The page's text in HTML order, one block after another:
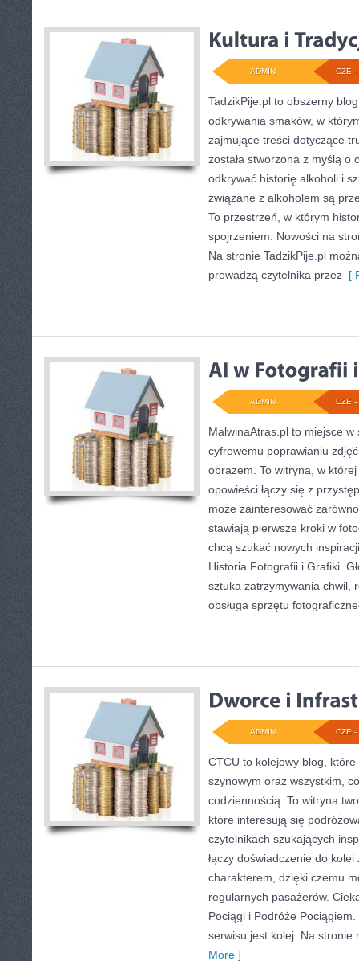
CZE -
ADMIN
TadzikPije.pl to obszerny
odkrywania smaków, w
zajmujące treści dotyczące
została stworzona z myślą o
odkrywać historię alkoholi i
związane z alkoholem są
To przestrzeń, w którym
spojrzeniem. Nowości na
Na stronie TadzikPije.pl
prowadzą czytelnika przez [
CZE -
ADMIN
MalwinaAtras.pl to miejsce
cyfrowemu poprawianiu
obrazem. To witryna, w której
opowieści łączy się z
może zainteresować
stawiają pierwsze kroki w
chcą szukać nowych
Historia Fotografii i Grafiki.
sztuka zatrzymywania chwil,
obsługa sprzętu
CZE -
ADMIN
CTCU to kolejowy blog,
szynowym oraz wszystkim,
codziennością. To witryna
które interesują się
czytelnikach szukających
łączy doświadczenie do
charakterem, dzięki czemu
regularnych pasażerów.
Pociągi i Podróże
serwisu jest kolej. Na stronie
More ]